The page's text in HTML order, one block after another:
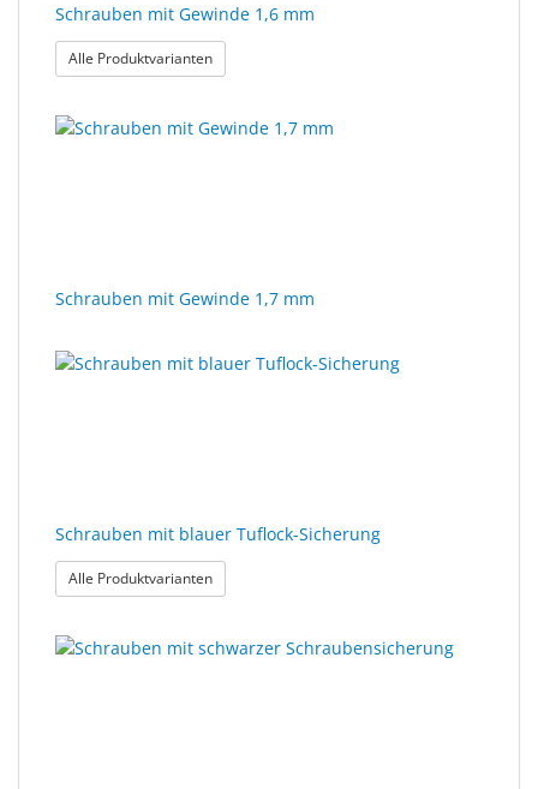
Schrauben mit Gewinde 1,6 mm
Alle Produktvarianten: Schrauben mit Gewinde 1,6 mm
Schrauben mit Gewinde 1,7 mm
Schrauben mit blauer Tuflock-Sicherung
Alle Produktvarianten: Schrauben mit blauer Tuflock-Sicherung